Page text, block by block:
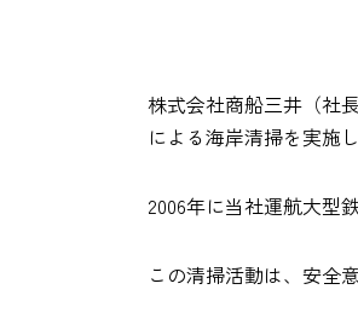
株式会社商船三井（社
による海岸清掃を実施
2006年に当社運航大型
この清掃活動は、安全